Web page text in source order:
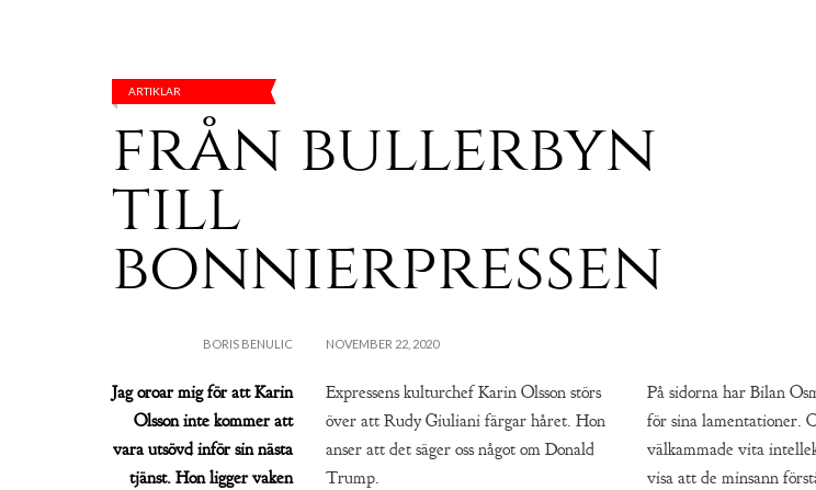
ARTIKLAR
från bullerbyn
till
bonnierpressen
BORIS BENULIC
Jag oroar mig för att Karin
Olsson inte kommer att
vara utsövd inför sin nästa
tjänst. Hon ligger vaken
NOVEMBER 22, 2020
Expressens kulturchef Karin Olsson störs
över att Rudy Giuliani färgar håret. Hon
anser att det säger oss något om Donald
Trump.
På sidorna har Bilan
för sina lamentationer.
välkammade vita
visa att de minsann